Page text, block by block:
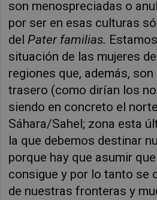
son menospreciadas o
por ser en esas culturas
delPater familias.
situación de las mujeres
regiones que, además,
trasero (como dirían los
siendo en concreto el
Sáhara/Sahel; zona esta
la que debemos destinar
porque hay que asumir
consigue y por lo tanto se
de nuestras fronteras y